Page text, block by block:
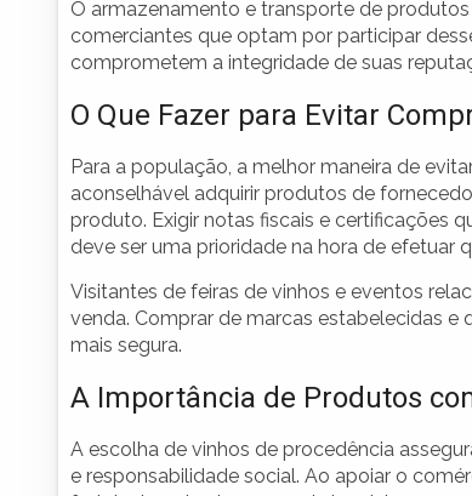
O armazenamento e transporte de
comerciantes que optam por participar
comprometem a integridade de suas
O Que Fazer para Evitar
Para a população, a melhor maneira de
aconselhável adquirir produtos de
produto. Exigir notas fiscais e certificações
deve ser uma prioridade na hora de efetuar
Visitantes de feiras de vinhos e eventos
venda. Comprar de marcas estabelecidas
mais segura.
A Importância de Produtos
A escolha de vinhos de procedência
e responsabilidade social. Ao apoiar o